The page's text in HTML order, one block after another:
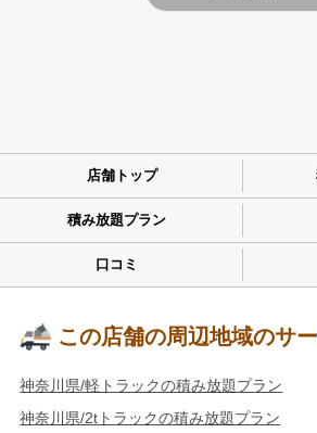
店舗トップ
積み放題プラン
口コミ
この店舗の周辺地域のサ
神奈川県/軽トラックの積み放題プラン
神奈川県/2tトラックの積み放題プラン